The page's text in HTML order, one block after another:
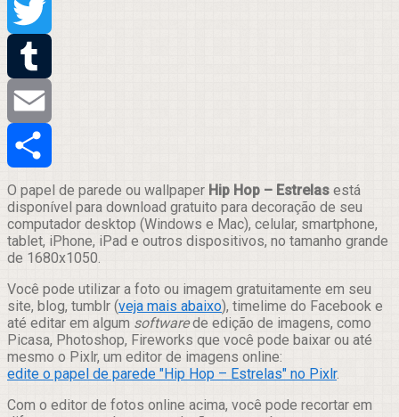
Pinterest
Twitter
Tumblr
Email
Compartilhar
O papel de parede ou wallpaper Hip Hop – Estrelas está
disponível para download gratuito para decoração de seu
computador desktop (Windows e Mac), celular, smartphone,
tablet, iPhone, iPad e outros dispositivos, no tamanho grande
de 1680x1050.
Você pode utilizar a foto ou imagem gratuitamente em seu
site, blog, tumblr (veja mais abaixo), timelime do Facebook e
até editar em algum softwarede edição de imagens, como
Picasa, Photoshop, Fireworks que você pode baixar ou até
mesmo o Pixlr, um editor de imagens online:
edite o papel de parede "Hip Hop – Estrelas" no Pixlr.
Com o editor de fotos online acima, você pode recortar em